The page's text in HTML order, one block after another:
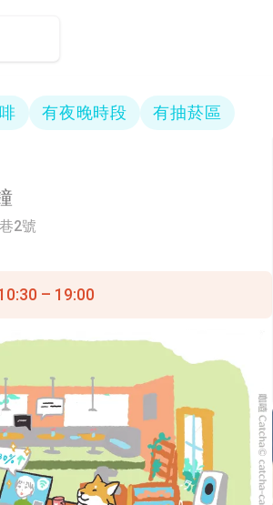
有夜晚時段 有抽菸區
2號
– 19:00